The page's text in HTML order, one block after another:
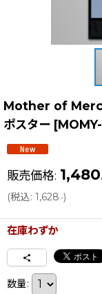
Mother of
ポスター [
販売価格: 1,480
(税込: 1,628.-)
在庫わずか
数量: